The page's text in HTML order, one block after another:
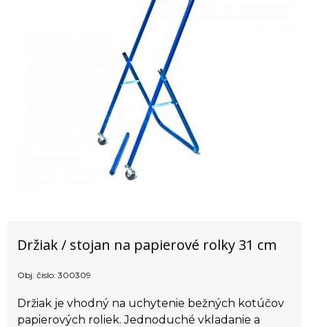
Držiak / stojan na papierové rolky 31 cm
Obj. čislo: 300309
Držiak je vhodný na uchytenie bežných kotúčov
papierových roliek. Jednoduché vkladanie a